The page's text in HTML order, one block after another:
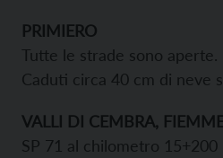
PRIMIERO
Tutte le strade sono aperte.
Caduti circa 40 cm di neve
VALLI DI CEMBRA,
SP 71 al chilometro 15+200